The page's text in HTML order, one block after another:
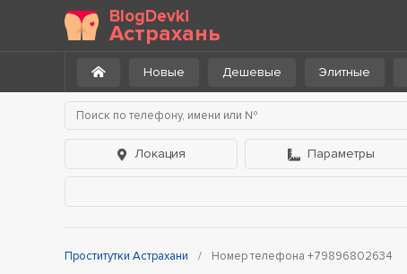
BlogDevki
Астрахань
Новые Дешевые Элитные
Локация Параметры
Проститутки Астрахани Номер телефона +79896802634